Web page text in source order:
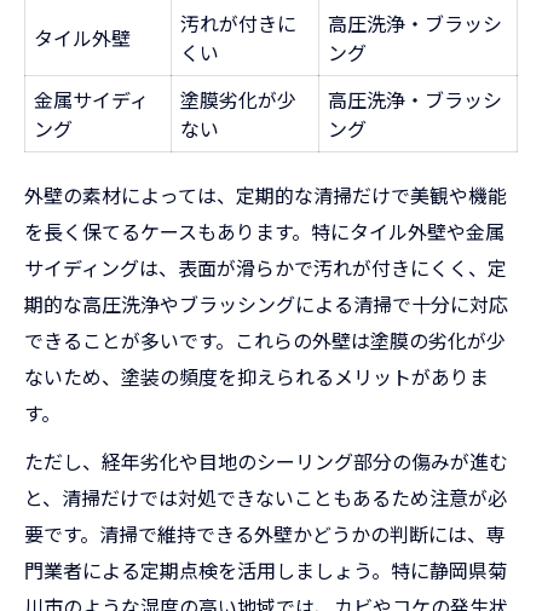
タイル外壁
汚れが付きに
くい
高圧洗浄・ブラッシ
ング
金属サイディ
ング
塗膜劣化が少
ない
高圧洗浄・ブラッシ
ング
外壁の素材によっては、定期的な清掃だけで美観や機能
を長く保てるケースもあります。特にタイル外壁や金属
サイディングは、表面が滑らかで汚れが付きにくく、定
期的な高圧洗浄やブラッシングによる清掃で十分に対応
できることが多いです。これらの外壁は塗膜の劣化が少
ないため、塗装の頻度を抑えられるメリットがありま
す。
ただし、経年劣化や目地のシーリング部分の傷みが進む
と、清掃だけでは対処できないこともあるため注意が必
要です。清掃で維持できる外壁かどうかの判断には、専
門業者による定期点検を活用しましょう。特に静岡県菊